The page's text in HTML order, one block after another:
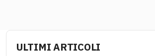
ULTIMI ARTICOLI